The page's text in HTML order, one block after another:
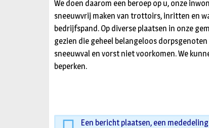
We doen daarom een beroep op u, onze
sneeuwvrij maken van trottoirs, inritten en
bedrijfspand. Op diverse plaatsen in onze
gezien die geheel belangeloos
sneeuwval en vorst niet voorkomen. We
beperken.
Een bericht plaatsen, een